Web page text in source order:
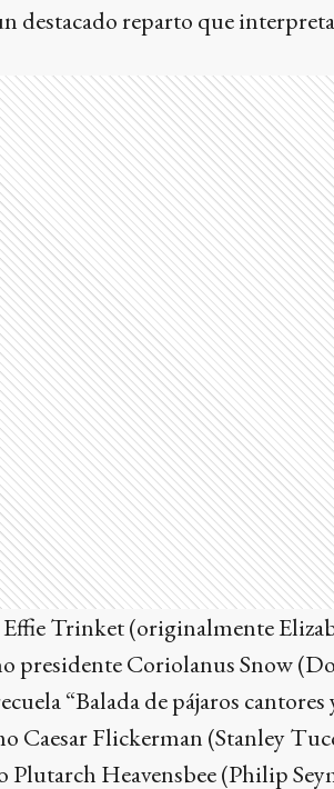
destacado reparto que
Trinket (originalmente
presidente Coriolanus Snow
“Balada de pájaros cantores
Caesar Flickerman (Stanley
Plutarch Heavensbee (Philip